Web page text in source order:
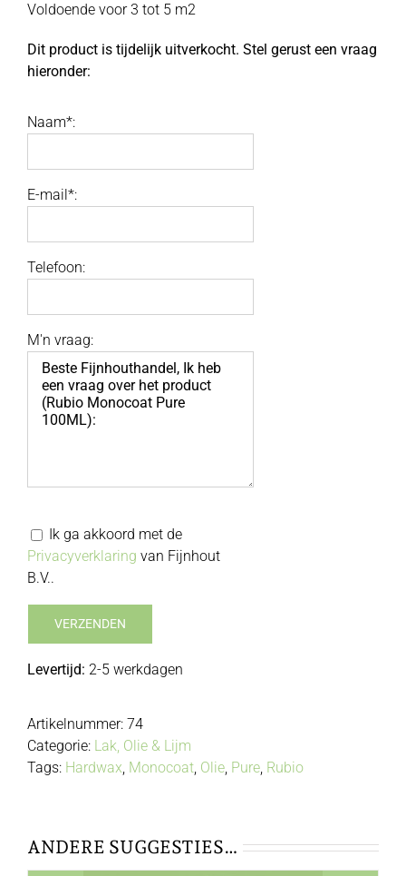
Voldoende voor 3 tot 5 m2
Dit product is tijdelijk uitverkocht. Stel gerust een vraag
hieronder:
Naam*:
E-mail*:
Telefoon:
M'n vraag:
Ik ga akkoord met de
Privacyverklaring van Fijnhout
B.V..
Levertijd: 2-5 werkdagen
Artikelnummer: 74
Categorie: Lak, Olie & Lijm
Tags: Hardwax Monocoat Olie Pure Rubio
ANDERE SUGGESTIES…